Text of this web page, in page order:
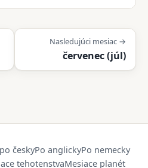
Nasledujúci mesiac →
červenec (júl)
českyPo anglickyPo nemecky
tehotenstvaMesiace planét